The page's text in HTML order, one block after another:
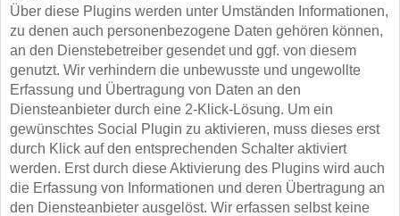
Über diese Plugins werden unter Umständen Informationen,
zu denen auch personenbezogene Daten gehören können,
an den Dienstebetreiber gesendet und ggf. von diesem
genutzt. Wir verhindern die unbewusste und ungewollte
Erfassung und Übertragung von Daten an den
Diensteanbieter durch eine 2-Klick-Lösung. Um ein
gewünschtes Social Plugin zu aktivieren, muss dieses erst
durch Klick auf den entsprechenden Schalter aktiviert
werden. Erst durch diese Aktivierung des Plugins wird auch
die Erfassung von Informationen und deren Übertragung an
den Diensteanbieter ausgelöst. Wir erfassen selbst keine